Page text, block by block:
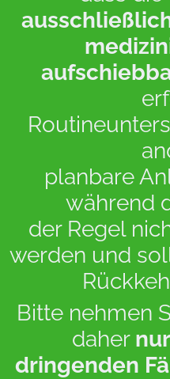
planbare
während
der Regel
werden und
Bitte nehmen
daher
dringenden